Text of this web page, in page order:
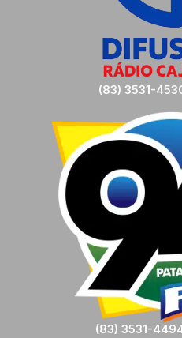
(83) 3531-
(83) 3531-